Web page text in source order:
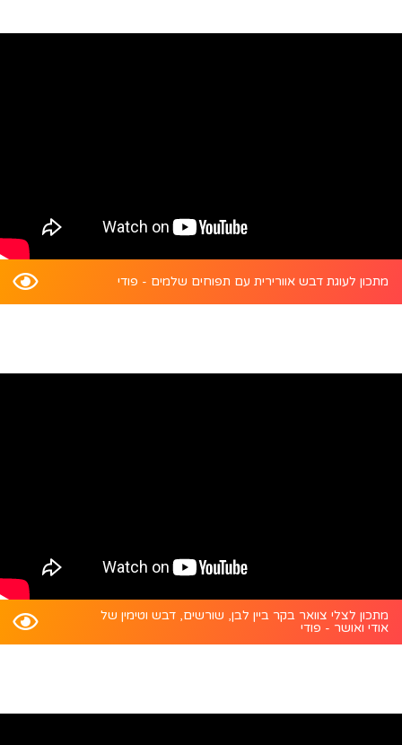
מתכון לעוגת דבש אוורירית עם תפוחים שלמים - פודי
מתכון לצלי צוואר בקר ביין לבן, שורשים, דבש וטימין של
אודי ואושר - פודי